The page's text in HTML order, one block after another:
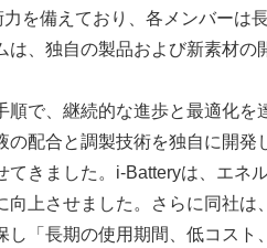
を備えており、各メンバーは
、独自の製品および新素材の
順で、継続的な進歩と最適化
の配合と調製技術を独自に開発
てきました。i-Batteryは、エネ
向上させました。さらに同社
し「長期の使用期間、低コス